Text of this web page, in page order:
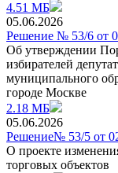
4.51 МБ
05.06.2026
Решение № 53/6 от
Об утверждении
избирателей
муниципального
городе Москве
2.18 МБ
05.06.2026
Решение№ 53/5 от
О проекте
торговых объектов